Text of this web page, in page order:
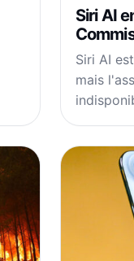
Siri AI
Siri AI
mais